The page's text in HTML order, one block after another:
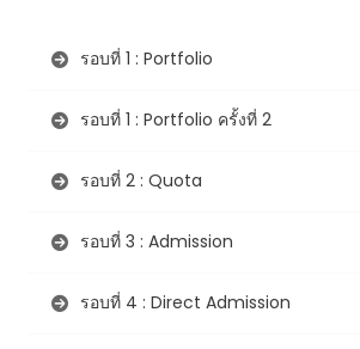
รอบที่ 1 : Portfolio
รอบที่ 1 : Portfolio ครั้งที่ 2
รอบที่ 2 : Quota
รอบที่ 3 : Admission
รอบที่ 4 : Direct Admission